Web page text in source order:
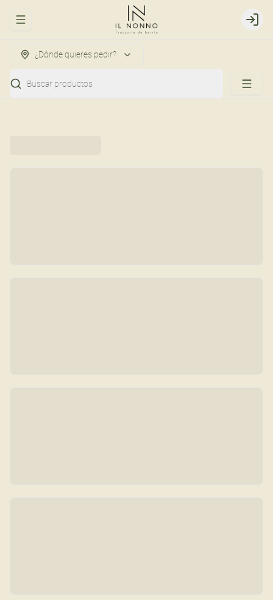
Abrir menu de navegación Login
¿Dónde quieres pedir?
Buscar productos